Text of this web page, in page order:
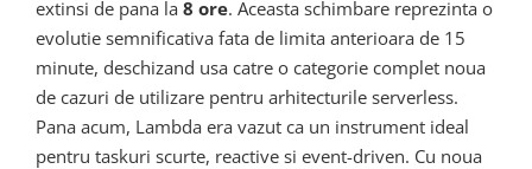
extinsi de pana la 8 ore. Aceasta schimbare reprezinta o
evolutie semnificativa fata de limita anterioara de 15
minute, deschizand usa catre o categorie complet noua
de cazuri de utilizare pentru arhitecturile serverless.
Pana acum, Lambda era vazut ca un instrument ideal
pentru taskuri scurte, reactive si event-driven. Cu noua